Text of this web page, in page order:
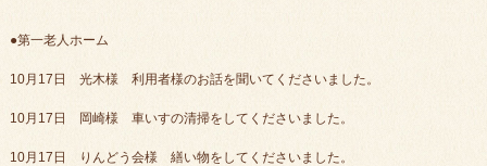
●第一老人ホーム
10月17日 光木様 利用者様のお話を聞いてくださいました。
10月17日 岡崎様 車いすの清掃をしてくださいました。
10月17日 りんどう会様 繕い物をしてくださいました。